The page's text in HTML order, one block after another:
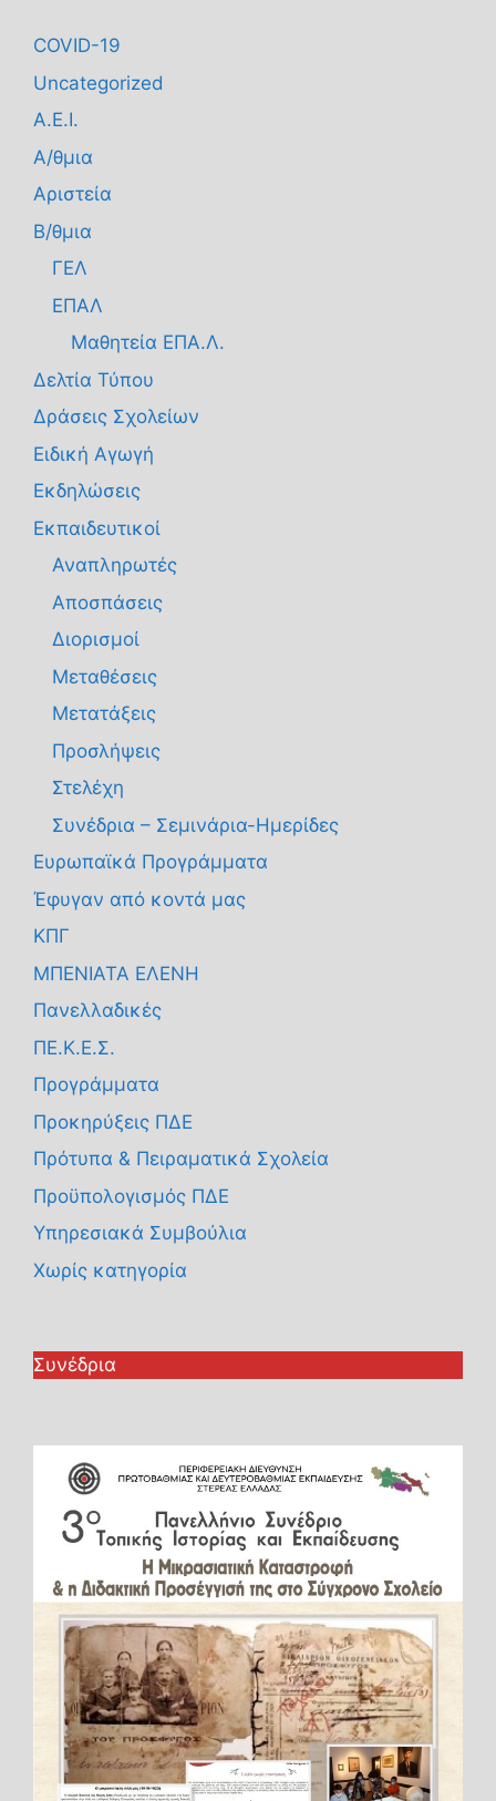
COVID-19
Uncategorized
Α.Ε.Ι.
Α/θμια
Αριστεία
Β/θμια
ΓΕΛ
ΕΠΑΛ
Μαθητεία ΕΠΑ.Λ.
Δελτία Τύπου
Δράσεις Σχολείων
Ειδική Αγωγή
Εκδηλώσεις
Εκπαιδευτικοί
Αναπληρωτές
Αποσπάσεις
Διορισμοί
Μεταθέσεις
Μετατάξεις
Προσλήψεις
Στελέχη
Συνέδρια – Σεμινάρια-Ημερίδες
Ευρωπαϊκά Προγράμματα
Έφυγαν από κοντά μας
ΚΠΓ
ΜΠΕΝΙΑΤΑ ΕΛΕΝΗ
Πανελλαδικές
ΠΕ.Κ.Ε.Σ.
Προγράμματα
Προκηρύξεις ΠΔΕ
Πρότυπα & Πειραματικά Σχολεία
Προϋπολογισμός ΠΔΕ
Υπηρεσιακά Συμβούλια
Χωρίς κατηγορία
Συνέδρια